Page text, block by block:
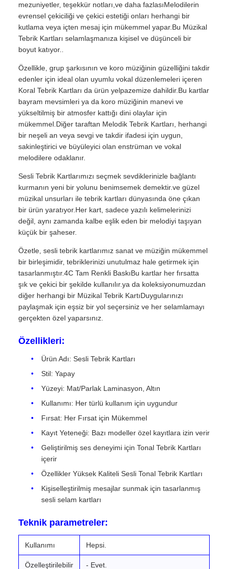
mezuniyetler, teşekkür notları,ve daha fazlasıMelodilerin
evrensel çekiciliği ve çekici estetiği onları herhangi bir
kutlama veya içten mesaj için mükemmel yapar.Bu Müzikal
Tebrik Kartları selamlaşmanıza kişisel ve düşünceli bir
boyut katıyor..
Özellikle, grup şarkısının ve koro müziğinin güzelliğini takdir
edenler için ideal olan uyumlu vokal düzenlemeleri içeren
Koral Tebrik Kartları da ürün yelpazemize dahildir.Bu kartlar
bayram mevsimleri ya da koro müziğinin manevi ve
yükseltilmiş bir atmosfer kattığı dini olaylar için
mükemmel.Diğer taraftan Melodik Tebrik Kartları, herhangi
bir neşeli an veya sevgi ve takdir ifadesi için uygun,
sakinleştirici ve büyüleyici olan enstrüman ve vokal
melodilere odaklanır.
Sesli Tebrik Kartlarımızı seçmek sevdiklerinizle bağlantı
kurmanın yeni bir yolunu benimsemek demektir.ve güzel
müzikal unsurları ile tebrik kartları dünyasında öne çıkan
bir ürün yaratıyor.Her kart, sadece yazılı kelimelerinizi
değil, aynı zamanda kalbe eşlik eden bir melodiyi taşıyan
küçük bir şaheser.
Özetle, sesli tebrik kartlarımız sanat ve müziğin mükemmel
bir birleşimidir, tebriklerinizi unutulmaz hale getirmek için
tasarlanmıştır.4C Tam Renkli BaskıBu kartlar her fırsatta
şık ve çekici bir şekilde kullanılır.ya da koleksiyonumuzdan
diğer herhangi bir Müzikal Tebrik KartıDuygularınızı
paylaşmak için eşsiz bir yol seçersiniz ve her selamlamayı
gerçekten özel yaparsınız.
Özellikleri:
Ürün Adı: Sesli Tebrik Kartları
Stil: Yapay
Yüzeyi: Mat/Parlak Laminasyon, Altın
Kullanımı: Her türlü kullanım için uygundur
Fırsat: Her Fırsat için Mükemmel
Kayıt Yeteneği: Bazı modeller özel kayıtlara izin verir
Geliştirilmiş ses deneyimi için Tonal Tebrik Kartları
içerir
Özellikler Yüksek Kaliteli Sesli Tonal Tebrik Kartları
Kişiselleştirilmiş mesajlar sunmak için tasarlanmış
sesli selam kartları
Teknik parametreler:
Kullanımı Hepsi.
Özelleştirilebilir - Evet.